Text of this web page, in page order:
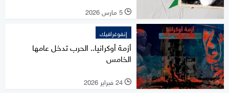
l 5 مارس 2026
إنفوغرافيك
أزمة أوكرانيا.. الحرب تدخل عامها
الخامس
l 24 فبراير 2026